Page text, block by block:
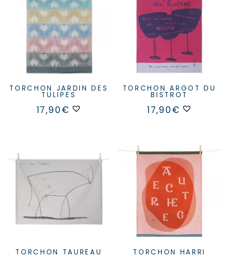
TORCHON JARDIN DES
TULIPES
17,90€
TORCHON ARGOT DU
BISTROT
17,90€
TORCHON TAUREAU TORCHON HARRI